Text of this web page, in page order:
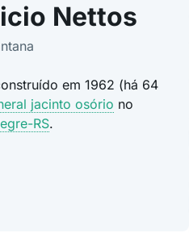
Nettos
em 1962 (há 64
jacinto osório no
RS.